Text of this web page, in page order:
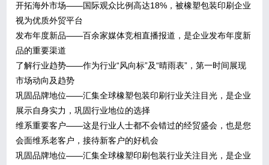
开拓海外市场——国际观众比例高达18%，被橡塑包装印刷企业
视为优质外贸平台
发布年度新品——百余家媒体竞相直播报道，是企业发布年度新
品的重要渠道
了解行业趋势——作为行业“风向标”及“晴雨表”，第一时间展现
市场动向及趋势
巩固品牌地位——汇集全球橡塑包装印刷行业关注目光，是企业
展示自身实力，巩固行业地位的选择
维系重要客户——这是行业人士都不会错过的经贸盛会，也是您
会面维系老客户，接待新客户的好机会
巩固品牌地位——汇集全球橡塑印刷包装行业关注目光，是企业